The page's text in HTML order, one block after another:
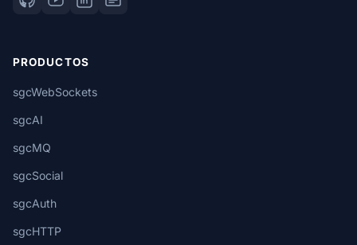
PRODUCTOS
sgcWebSockets
sgcAI
sgcMQ
sgcSocial
sgcAuth
sgcHTTP